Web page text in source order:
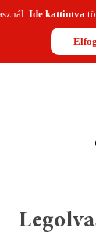
Ide kattintva